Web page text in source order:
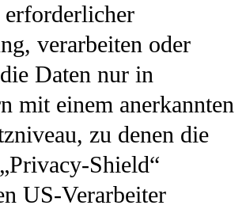
verarbeiten oder
Daten nur in
mit einem anerkannten
zu denen die
Shield“
US-Verarbeiter